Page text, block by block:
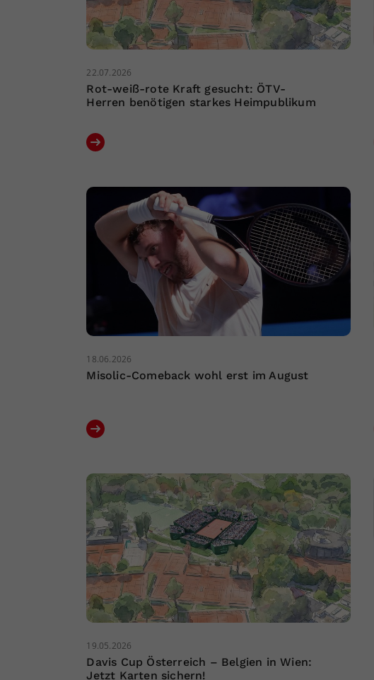
22.07.2026
Rot-weiß-rote Kraft gesucht: ÖTV-
Herren benötigen starkes Heimpublikum
18.06.2026
Misolic-Comeback wohl erst im August
19.05.2026
Davis Cup Österreich – Belgien in Wien:
Jetzt Karten sichern!